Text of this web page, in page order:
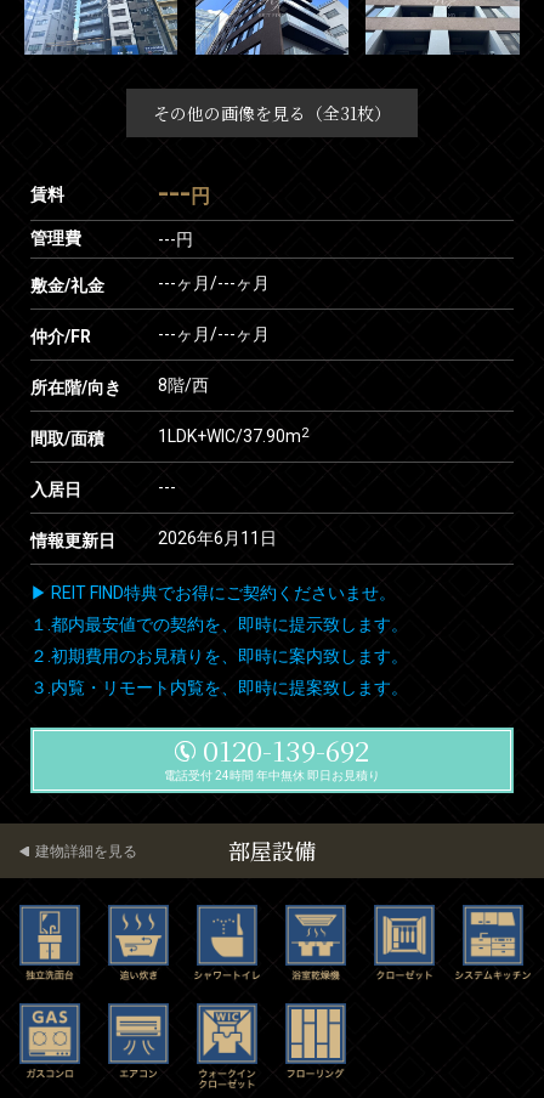
その他の画像を見る（全31枚）
賃料 --- 円
管理費 ---円
敷金/礼金 ---ヶ月/---ヶ月
仲介/FR ---ヶ月/---ヶ月
所在階/向き 8階/西
間取/面積 1LDK+WIC/37.90m2
入居日 ---
情報更新日 2026年6月11日
▶ REIT FIND特典でお得にご契約くださいませ。
１.都内最安値での契約を、即時に提示致します。
２.初期費用のお見積りを、即時に案内致します。
３.内覧・リモート内覧を、即時に提案致します。
0120-139-692
電話受付 24時間 年中無休 即日お見積り
部屋設備
建物詳細を見る